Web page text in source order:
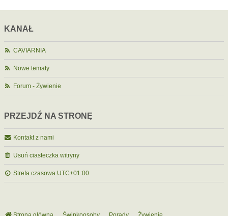
KANAŁ
CAVIARNIA
Nowe tematy
Forum - Żywienie
PRZEJDŹ NA STRONĘ
Kontakt z nami
Usuń ciasteczka witryny
Strefa czasowa UTC+01:00